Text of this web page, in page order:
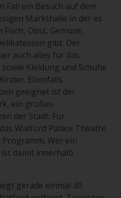
Fall ein Besuch auf dem
Markthalle in der es
Obst, Gemüse,
gibt. Der
auch alles für das
Kleidung und Schuhe
Ebenfalls
geeignet ist der
ein großes
der Stadt. Für
Watford Palace Theatre
Wer ein
damit innerhalb
gerade einmal 30